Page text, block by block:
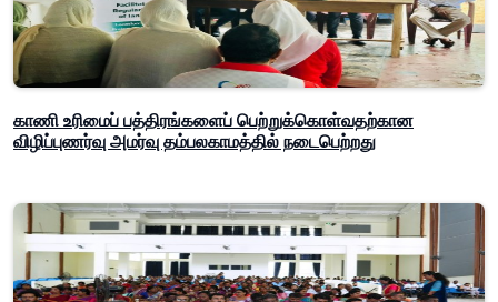
காணி உரிமைப் பத்திரங்களைப் பெற்றுக்கொள்வதற்கான
விழிப்புணர்வு அமர்வு தம்பலகாமத்தில் நடைபெற்றது